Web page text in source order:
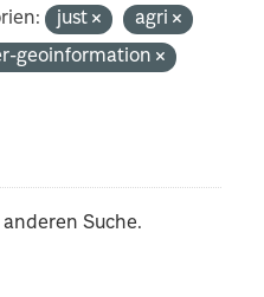
just
agri
geoinformation
Suche.